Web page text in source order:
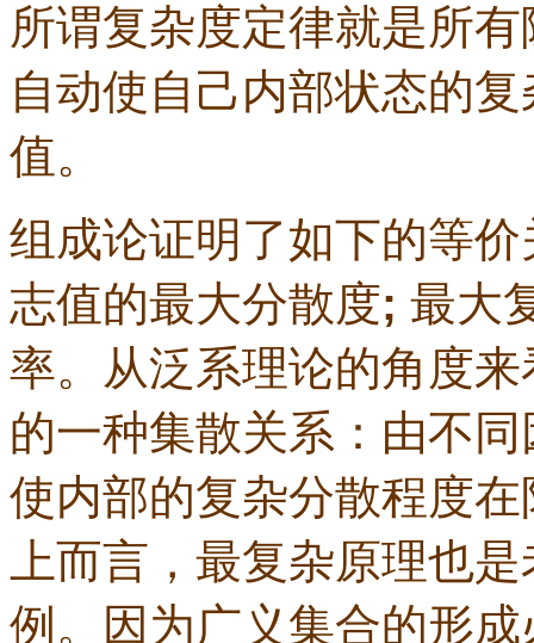
所谓复杂度定律就是所
自动使自己内部状态的
值。
组成论证明了如下的等
志值的最大分散度; 最大
率。从泛系理论的角度
的一种集散关系：由不
使内部的复杂分散程度
上而言，最复杂原理也
例。因为广义集合的形